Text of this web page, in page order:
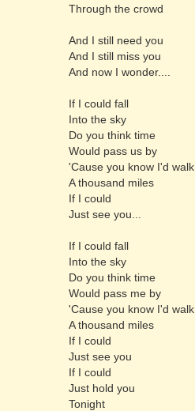
Through the crowd
And I still need you
And I still miss you
And now I wonder....
If I could fall
Into the sky
Do you think time
Would pass us by
'Cause you know I'd walk
A thousand miles
If I could
Just see you...
If I could fall
Into the sky
Do you think time
Would pass me by
'Cause you know I'd walk
A thousand miles
If I could
Just see you
If I could
Just hold you
Tonight